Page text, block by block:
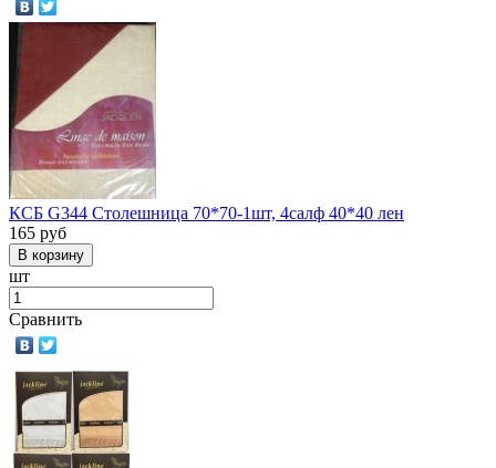
КСБ G344 Столешница 70*70-1шт, 4салф 40*40 лен
165 руб
шт
Сравнить